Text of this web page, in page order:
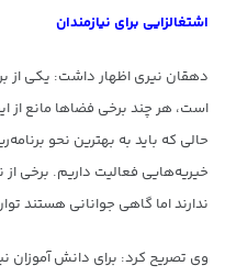
اشتغالزایی برای نیازمندان
دهقان نیری اظهار داشت: یکی از
است، هر چند برخی فضاها مانع از
حالی که باید به بهترین نحو
خیریه‌هایی فعالیت داریم. برخی از
ندارند اما گاهی جوانانی هستند
وی تصریح کرد: برای دانش آموزان